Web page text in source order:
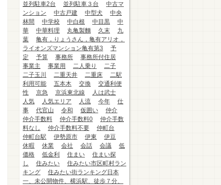
並列駐車2台
並列駐車３台
中古マ
ンション
中古戸建 中型犬
中央
林間
中学校 中白根 中目黒
中
華
中華料理 丸亀製麵 久末
九
葉
亀有，りょうさん，亀有アリオ，
ライオンズマンション亀有第3
予
定
予算 事務所
事務所付住居
事業主
事業用 二人乗り
二子
二子玉川
二重天井 二重床
二駅
利用可能
五本木 交換
交通利便
性
京急 京浜東北線
人は武士
人気
人気エリア 人流 今年
仕
事
代官山 令和 仮囲い
仲介
仲介手数料
仲介手数料0
仲介手数
料なし
仲介手数料不要
仲町台
仲町台駅
伊勢原市 伊東
伊豆
休暇
休業 会社 会話 会議
低
価格
低金利 住まい
住まい探
し
住みたい
住みたい市区町村ラン
キング
住みたい街ランキング日本
一、未公開物件、横浜駅、徒歩７分、